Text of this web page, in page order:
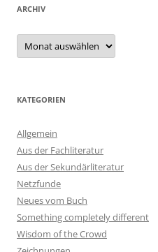
ARCHIV
Archiv
KATEGORIEN
Allgemein
Aus der Fachliteratur
Aus der Sekundärliteratur
Netzfunde
Neues vom Buch
Something completely different
Wisdom of the Crowd